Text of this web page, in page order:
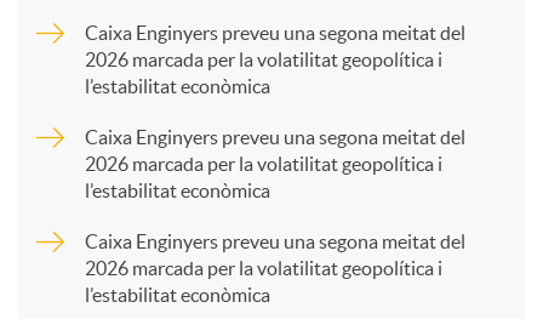
a
Caixa Enginyers preveu una segona meitat del
2026 marcada per la volatilitat geopolítica i
l’estabilitat econòmica
Caixa Enginyers preveu una segona meitat del
2026 marcada per la volatilitat geopolítica i
l’estabilitat econòmica
Caixa Enginyers preveu una segona meitat del
2026 marcada per la volatilitat geopolítica i
l’estabilitat econòmica